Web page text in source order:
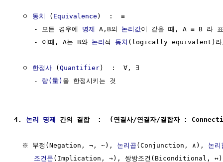
  ㅇ
동치 ( Equivalence )  :  ≡
     - 모든 경우에
명제 A,B의 논리값이 같을 때, A ≡ B 라 표
     - 이때, A는 B와
논리 적 동치 (logically equivalent)
  ㅇ
한정사 (Quantifier)  :  ∀, ∃
     -
량(量) 을 한정시키는 것
4. 논리 명제 간의 결합  :  (연결사/연결자/결합자 :
  ※ 부정(Negation, ¬, ~),
논리곱 (Conjunction, ∧), 논리
조건문 (Implication, →), 쌍방조건(Biconditional, ↔)